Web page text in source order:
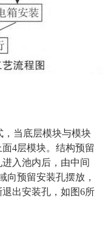
，当底层模块与模块
4层模块。结构预留
入池内后，由中间
向预留安装孔摆放，
出安装孔，如图6所